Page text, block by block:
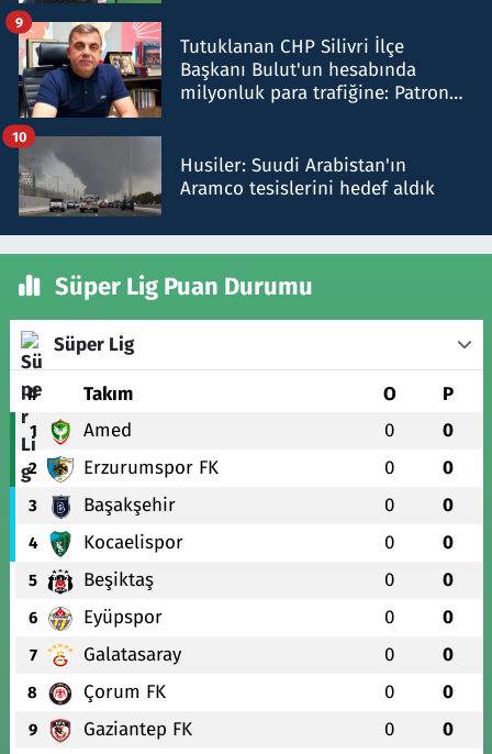
Tutuklanan CHP Silivri İlçe
Başkanı Bulut'un hesabında
milyonluk para trafiğine: Patron
9
Husiler: Suudi Arabistan'ın
Aramco tesislerini hedef aldık
10
Süper Lig Puan Durumu
Süper Lig
# Takım O P
1 Amed 0 0
2 Erzurumspor FK 0 0
3 Başakşehir 0 0
4 Kocaelispor 0 0
5 Beşiktaş 0 0
6 Eyüpspor 0 0
7 Galatasaray 0 0
8 Çorum FK 0 0
9 Gaziantep FK 0 0